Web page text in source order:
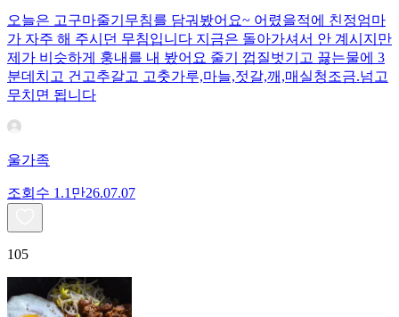
오늘은 고구마줄기무침를 담궈봤어요~ 어렸을적에 친정엄마
가 자주 해 주시던 무침입니다 지금은 돌아가셔서 안 계시지만
제가 비슷하게 훙내를 내 봤어요 줄기 껍질벗기고 끓는물에 3
분데치고 건고추갈고 고춧가루,마늘,젓갈,깨,매실청조금.넘고
무치면 됩니다
울가족
조회수 1.1만26.07.07
105